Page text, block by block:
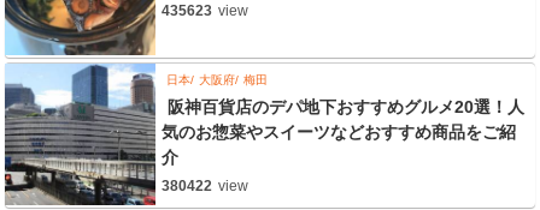
435623 view
日本 大阪府 梅田
阪神百貨店のデパ地下おすすめグルメ20選！人
気のお惣菜やスイーツなどおすすめ商品をご紹
介
380422 view